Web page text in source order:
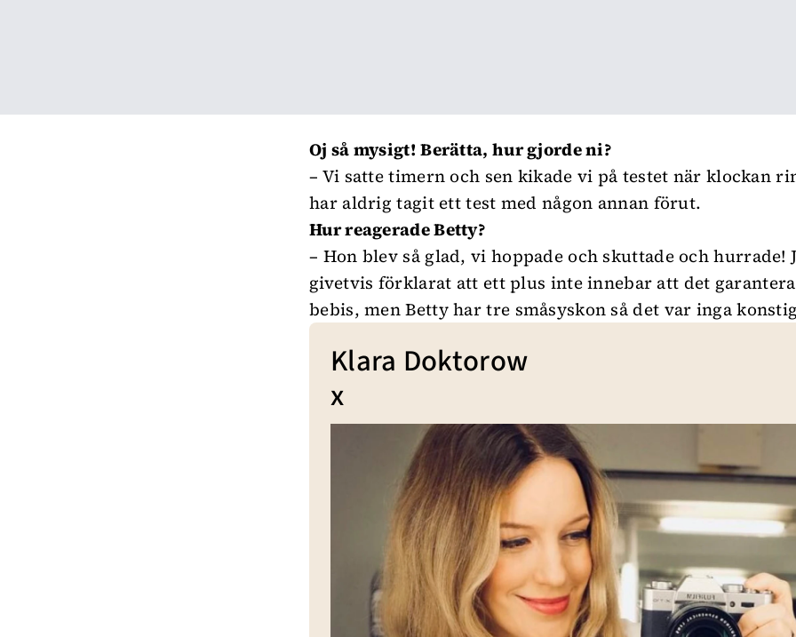
Oj så mysigt! Berätta, hur gjorde ni?
– Vi satte timern och sen kikade vi på testet när klockan
har aldrig tagit ett test med någon annan förut.
Hur reagerade Betty?
– Hon blev så glad, vi hoppade och skuttade och hurrade!
givetvis förklarat att ett plus inte innebar att det
bebis, men Betty har tre småsyskon så det var inga
Klara Doktorow
x